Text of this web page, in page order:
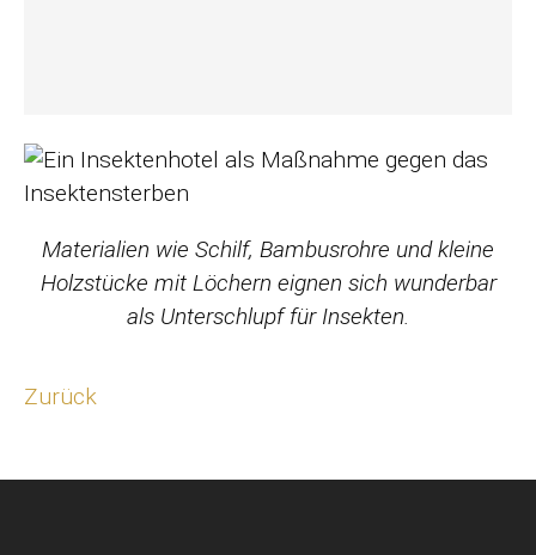
Materialien wie Schilf, Bambusrohre und kleine
Holzstücke mit Löchern eignen sich wunderbar
als Unterschlupf für Insekten.
Zurück